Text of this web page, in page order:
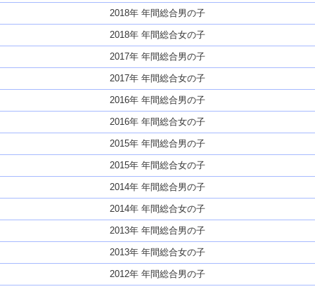
2018年 年間総合男の子
2018年 年間総合女の子
2017年 年間総合男の子
2017年 年間総合女の子
2016年 年間総合男の子
2016年 年間総合女の子
2015年 年間総合男の子
2015年 年間総合女の子
2014年 年間総合男の子
2014年 年間総合女の子
2013年 年間総合男の子
2013年 年間総合女の子
2012年 年間総合男の子